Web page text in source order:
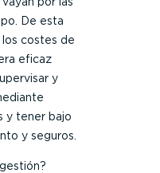
De esta
costes de
eficaz
y
y tener bajo
y seguros.